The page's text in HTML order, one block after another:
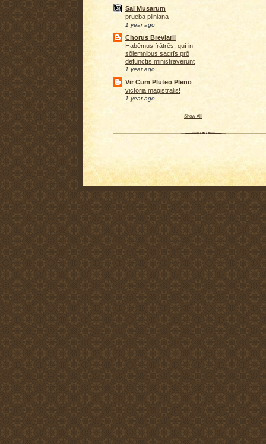
Sal Musarum
prueba pliniana
1 year ago
Chorus Breviarii
Habēmus frātrēs, quī in
sōlemnibus sacrīs prō
dēfūnctīs ministrāvērunt
1 year ago
Vir Cum Pluteo Pleno
victoria magistralis!
1 year ago
Show All